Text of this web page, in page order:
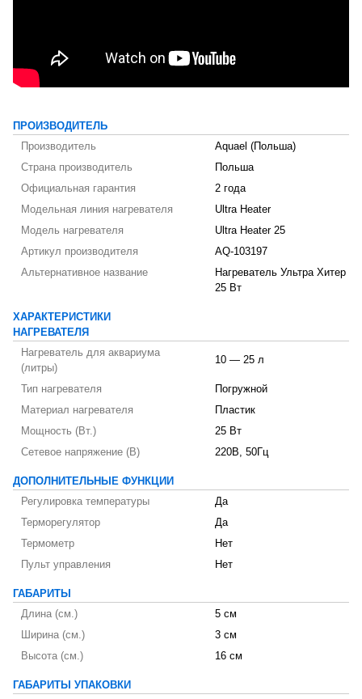
ПРОИЗВОДИТЕЛЬ
Производитель
Aquael (Польша)
Страна производитель
Польша
Официальная гарантия
2 года
Модельная линия нагревателя
Ultra Heater
Модель нагревателя
Ultra Heater 25
Артикул производителя
AQ-103197
Альтернативное название
Нагреватель Ультра Хитер
25 Вт
ХАРАКТЕРИСТИКИ
НАГРЕВАТЕЛЯ
Нагреватель для аквариума
(литры)
10 — 25 л
Тип нагревателя
Погружной
Материал нагревателя
Пластик
Мощность (Вт.)
25 Вт
Сетевое напряжение (В)
220В, 50Гц
ДОПОЛНИТЕЛЬНЫЕ ФУНКЦИИ
Регулировка температуры
Да
Терморегулятор
Да
Термометр
Нет
Пульт управления
Нет
ГАБАРИТЫ
Длина (см.)
5 см
Ширина (см.)
3 см
Высота (см.)
16 см
ГАБАРИТЫ УПАКОВКИ